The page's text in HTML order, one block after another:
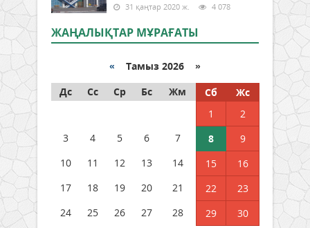
31 қаңтар 2020 ж. 4 078
ЖАҢАЛЫҚТАР МҰРАҒАТЫ
« Тамыз 2026 »
Дс
Сс Ср Бс Жм Сб
Жс
1
2
3
4 5 6 7 8
9
10
11 12 13 14 15
16
17
18 19 20 21 22
23
24
25 26 27 28 29
30